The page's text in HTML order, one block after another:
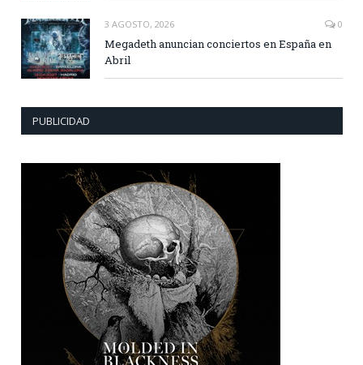
3 AGOSTO, 2026 0
Megadeth anuncian conciertos en España en
Abril
PUBLICIDAD